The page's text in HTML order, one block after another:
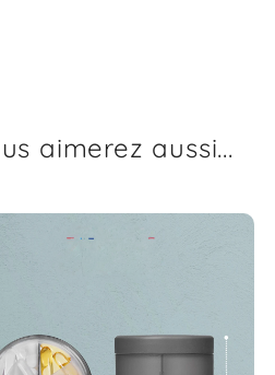
aimerez aussi...